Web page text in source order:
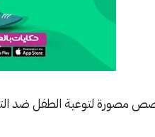
مصورة لتوعية الطفل ضد